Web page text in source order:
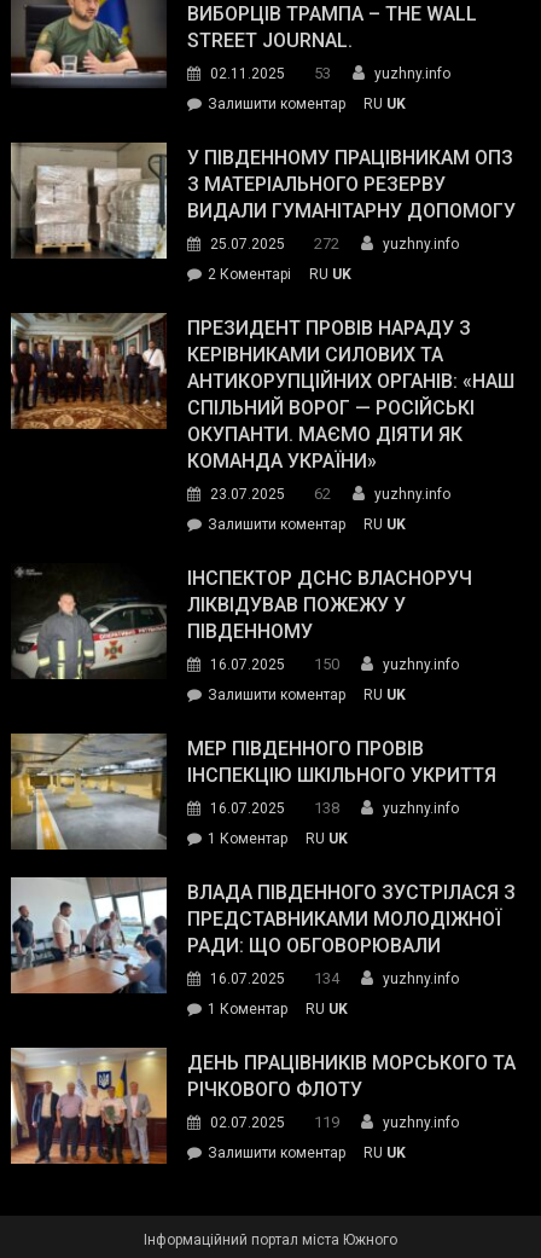
ВИБОРЦІВ ТРАМПА – THE WALL
STREET JOURNAL.
02.11.2025 53
yuzhny.info
Залишити коментарon
завойовує
симпатії
виборців
The
Street
Journal.
RU UK
У ПІВДЕННОМУ ПРАЦІВНИКАМ ОПЗ
З МАТЕРІАЛЬНОГО РЕЗЕРВУ
ВИДАЛИ ГУМАНІТАРНУ ДОПОМОГУ
25.07.2025 272
yuzhny.info
2 Коментарі
Південному
працівникам
ОПЗ
з
матеріального
резерву
гуманітарну
допомогу
RU UK
ПРЕЗИДЕНТ ПРОВІВ НАРАДУ З
КЕРІВНИКАМИ СИЛОВИХ ТА
АНТИКОРУПЦІЙНИХ ОРГАНІВ: «НАШ
СПІЛЬНИЙ ВОРОГ — РОСІЙСЬКІ
ОКУПАНТИ. МАЄМО ДІЯТИ ЯК
КОМАНДА УКРАЇНИ»
23.07.2025 62
yuzhny.info
Залишити коментарon
провів
нараду
силових
та
органів:
«Наш
спільний
окупанти.
Маємо
діяти
команда
RU UK
ІНСПЕКТОР ДСНС ВЛАСНОРУЧ
ЛІКВІДУВАВ ПОЖЕЖУ У
ПІВДЕННОМУ
16.07.2025 150
yuzhny.info
Залишити коментарon
ДСНС
власноруч
пожежу
у
RU UK
МЕР ПІВДЕННОГО ПРОВІВ
ІНСПЕКЦІЮ ШКІЛЬНОГО УКРИТТЯ
16.07.2025 138
yuzhny.info
1 Коментардо
Південного
провів
інспекцію
укриття
RU UK
ВЛАДА ПІВДЕННОГО ЗУСТРІЛАСЯ З
ПРЕДСТАВНИКАМИ МОЛОДІЖНОЇ
РАДИ: ЩО ОБГОВОРЮВАЛИ
16.07.2025 134
yuzhny.info
1 Коментардо
Південного
зустрілася
представниками
молодіжної
обговорювали
RU UK
ДЕНЬ ПРАЦІВНИКІВ МОРСЬКОГО ТА
РІЧКОВОГО ФЛОТУ
02.07.2025 119
yuzhny.info
Залишити коментарon
RU UK
Інформаційний портал міста Южного